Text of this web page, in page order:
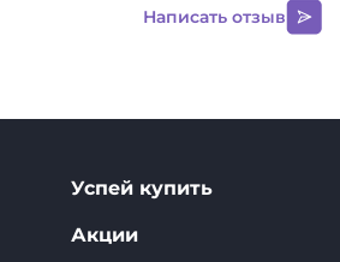
Написать отзыв
Успей купить
Акции